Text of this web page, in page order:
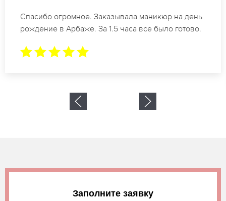
Идеальные специалисты своего дела по
маникюру в Арбаже. Замечательный результат.
Заполните заявку